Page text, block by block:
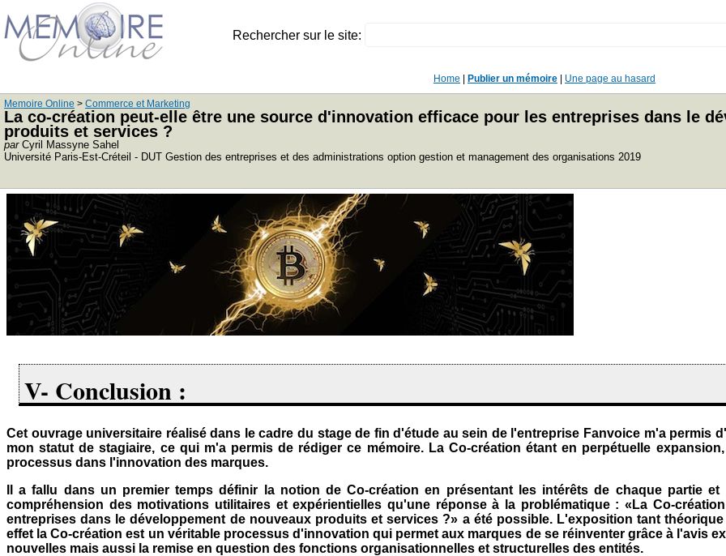
Rechercher sur le site:
Home Publier un mémoire Une page au hasard
Memoire Online > Commerce et Marketing
La co-création peut-elle être une source d'innovation efficace pour les entreprises dans le
produits et services ?
parCyril Massyne Sahel
Université Paris-Est-Créteil - DUT Gestion des entreprises et des administrations option gestion et management des organisations 2019
V- Conclusion :
Cet ouvrage universitaire réalisé dans le cadre du stage de fin d'étude au sein de l'entreprise Fanvoice m'a permis
mon statut de stagiaire, ce qui m'a permis de rédiger ce mémoire. La Co-création étant en perpétuelle
processus dans l'innovation des marques.
Il a fallu dans un premier temps définir la notion de Co-création en présentant les intérêts de chaque partie
compréhension des motivations utilitaires et expérientielles qu'une réponse à la problématique : «La Co-
entreprises dans le développement de nouveaux produits et services ?» a été possible. L'exposition tant
effet la Co-création est un véritable processus d'innovation qui permet aux marques de se réinventer grâce à l'avis
nouvelles mais aussi la remise en question des fonctions organisationnelles et structurelles des entités.